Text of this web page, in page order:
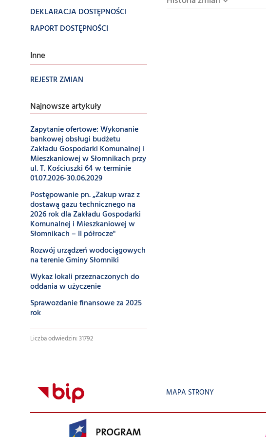
DEKLARACJA DOSTĘPNOŚCI
RAPORT DOSTĘPNOŚCI
Inne
REJESTR ZMIAN
Najnowsze artykuły
Zapytanie ofertowe: Wykonanie
bankowej obsługi budżetu
Zakładu Gospodarki Komunalnej i
Mieszkaniowej w Słomnikach przy
ul. T. Kościuszki 64 w terminie
01.07.2026-30.06.2029
Postępowanie pn. „Zakup wraz z
dostawą gazu technicznego na
2026 rok dla Zakładu Gospodarki
Komunalnej i Mieszkaniowej w
Słomnikach – II półrocze"
Rozwój urządzeń wodociągowych
na terenie Gminy Słomniki
Wykaz lokali przeznaczonych do
oddania w użyczenie
Sprawozdanie finansowe za 2025
rok
Liczba odwiedzin: 31792
MAPA STRONY